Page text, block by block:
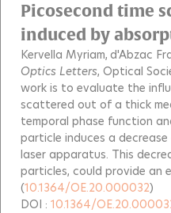
Picosecond time
induced by
Kervella Myriam d'Abzac
Optics Letters, Optical
work is to evaluate the
scattered out of a thick
temporal phase function
particle induces a
laser apparatus. This
particles, could provide an
(10.1364/OE.20.000032)
DOI : 10.1364/